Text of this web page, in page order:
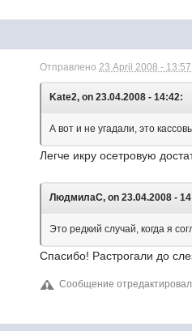
Отправлено23 April 2008 - 13:57
Kate2, on 23.04.2008 - 14:42:
А вот и не угадали, это
Легче икру осетровую
ЛюдмилаС, on 23.04.2008 -
Это редкий случай, когда я
Спасибо! Растрогали до
Сообщение